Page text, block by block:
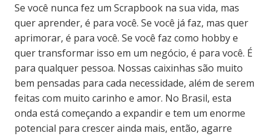
Se você nunca fez um Scrapbook na sua vida, mas
quer aprender, é para você. Se você já faz, mas quer
aprimorar, é para você. Se você faz como hobby e
quer transformar isso em um negócio, é para você. É
para qualquer pessoa. Nossas caixinhas são muito
bem pensadas para cada necessidade, além de serem
feitas com muito carinho e amor. No Brasil, esta
onda está começando a expandir e tem um enorme
potencial para crescer ainda mais, então, agarre